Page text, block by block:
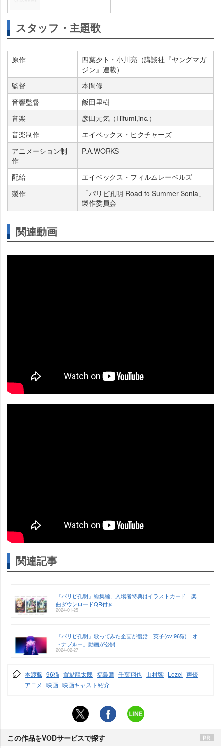
スタッフ・主題歌
原作
四葉夕ト・小川亮（講談社『ヤングマガ
ジン』連載）
監督
本間修
音響監督
飯田里樹
音楽
彦田元気（Hifumi,inc.）
音楽制作
エイベックス・ピクチャーズ
アニメーション制
作
P.A.WORKS
配給
エイベックス・フィルムレーベルズ
製作
「パリピ孔明 Road to Summer Sonia」
製作委員会
関連動画
関連記事
『パリピ孔明』総集編、入場者特典はイラストカード 楽
曲ダウンロードQR付き
2024-01-25
『パリピ孔明』歌ってみた企画が復活 英子(cv:96猫)「オ
トナブルー」動画が公開
2024-02-27
本渡楓 96猫 置鮎龍太郎 福島潤 千葉翔也 山村響 Lezel 声優
アニメ 映画 映画キャスト紹介
この作品をVODサービスで探す